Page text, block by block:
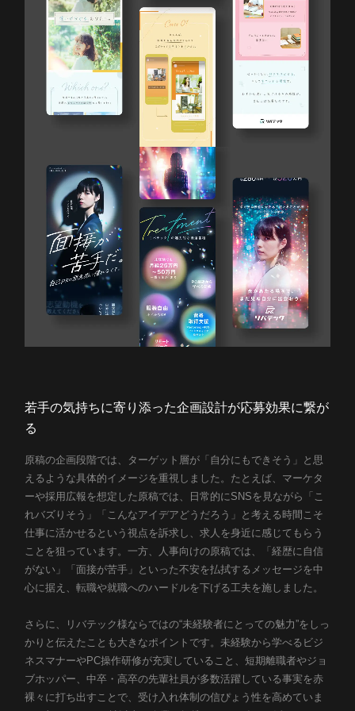
若手の気持ちに寄り添った企画設計が応募効果に繋が
る
原稿の企画段階では、ターゲット層が「自分にもできそう」と思
えるような具体的イメージを重視しました。たとえば、マーケタ
ーや採用広報を想定した原稿では、日常的にSNSを見ながら「こ
れバズりそう」「こんなアイデアどうだろう」と考える時間こそ
仕事に活かせるという視点を訴求し、求人を身近に感じてもらう
ことを狙っています。一方、人事向けの原稿では、「経歴に自信
がない」「面接が苦手」といった不安を払拭するメッセージを中
心に据え、転職や就職へのハードルを下げる工夫を施しました。
さらに、リバテック様ならではの“未経験者にとっての魅力”をしっ
かりと伝えたことも大きなポイントです。未経験から学べるビジ
ネスマナーやPC操作研修が充実していること、短期離職者やジョ
ブホッパー、中卒・高卒の先輩社員が多数活躍している事実を赤
裸々に打ち出すことで、受け入れ体制の信ぴょう性を高めていま